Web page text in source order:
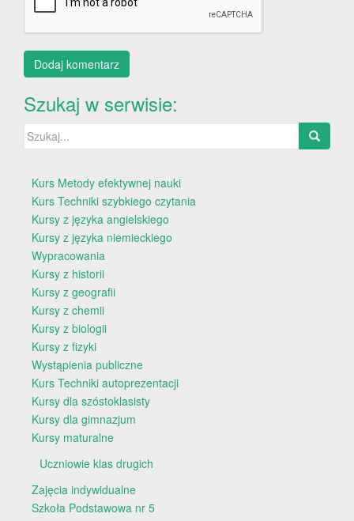
Szukaj w serwisie:
Szukaj:
Kurs Metody efektywnej nauki
Kurs Techniki szybkiego czytania
Kursy z języka angielskiego
Kursy z języka niemieckiego
Wypracowania
Kursy z historii
Kursy z geografii
Kursy z chemii
Kursy z biologii
Kursy z fizyki
Wystąpienia publiczne
Kurs Techniki autoprezentacji
Kursy dla szóstoklasisty
Kursy dla gimnazjum
Kursy maturalne
Uczniowie klas drugich
Zajęcia indywidualne
Szkoła Podstawowa nr 5